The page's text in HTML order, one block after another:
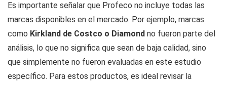
Es importante señalar que Profeco no incluye todas las
marcas disponibles en el mercado. Por ejemplo, marcas
como Kirkland de Costco o Diamond no fueron parte del
análisis, lo que no significa que sean de baja calidad, sino
que simplemente no fueron evaluadas en este estudio
específico. Para estos productos, es ideal revisar la